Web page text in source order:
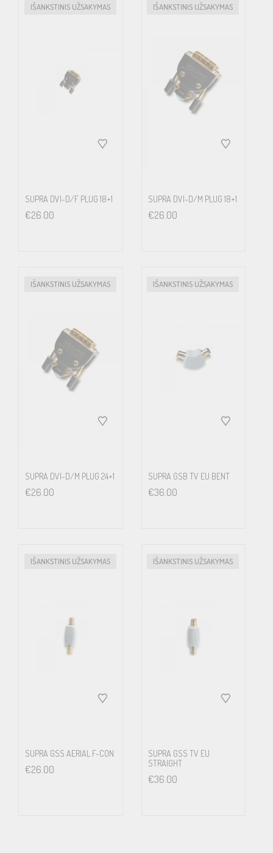
IŠANKSTINIS UŽSAKYMAS
SUPRA DVI-D/F PLUG 18+1
€26.00
IŠANKSTINIS UŽSAKYMAS
SUPRA DVI-D/M PLUG 18+1
€26.00
IŠANKSTINIS UŽSAKYMAS
SUPRA DVI-D/M PLUG 24+1
€26.00
IŠANKSTINIS UŽSAKYMAS
SUPRA GSB TV EU BENT
€36.00
IŠANKSTINIS UŽSAKYMAS
SUPRA GSS AERIAL F-CON
€26.00
IŠANKSTINIS UŽSAKYMAS
SUPRA GSS TV EU
STRAIGHT
€36.00